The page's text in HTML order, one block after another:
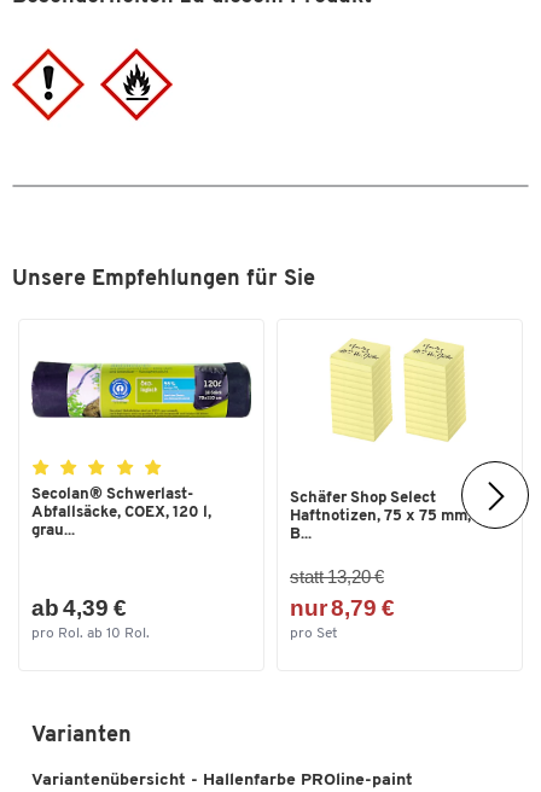
Unsere Empfehlungen für Sie
Secolan® Schwerlast-
Abfallsäcke, COEX, 120 l,
grau...
ab 4,39 €
pro Rol. ab 10 Rol.
Schäfer Shop Select
Haftnotizen, 75 x 75 mm, 100
B...
statt 13,20 €
nur 8,79 €
pro Set
Varianten
Variantenübersicht - Hallenfarbe PROline-paint